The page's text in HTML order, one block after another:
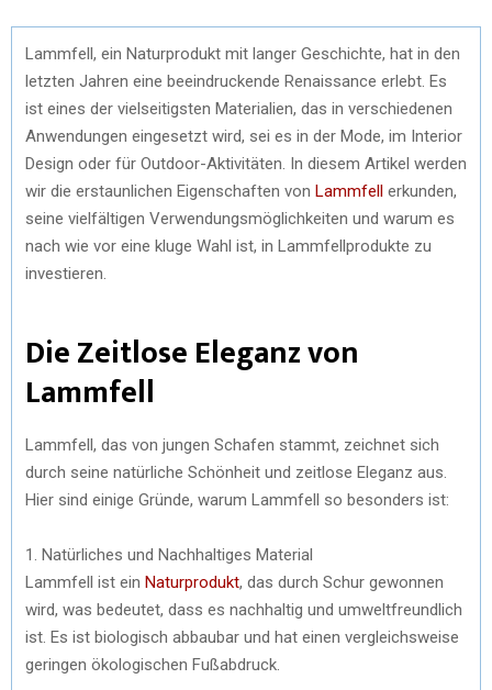
Lammfell, ein Naturprodukt mit langer Geschichte, hat in den
letzten Jahren eine beeindruckende Renaissance erlebt. Es
ist eines der vielseitigsten Materialien, das in verschiedenen
Anwendungen eingesetzt wird, sei es in der Mode, im Interior
Design oder für Outdoor-Aktivitäten. In diesem Artikel werden
wir die erstaunlichen Eigenschaften von Lammfell erkunden,
seine vielfältigen Verwendungsmöglichkeiten und warum es
nach wie vor eine kluge Wahl ist, in Lammfellprodukte zu
investieren.
Die Zeitlose Eleganz von
Lammfell
Lammfell, das von jungen Schafen stammt, zeichnet sich
durch seine natürliche Schönheit und zeitlose Eleganz aus.
Hier sind einige Gründe, warum Lammfell so besonders ist:
1. Natürliches und Nachhaltiges Material
Lammfell ist ein Naturprodukt, das durch Schur gewonnen
wird, was bedeutet, dass es nachhaltig und umweltfreundlich
ist. Es ist biologisch abbaubar und hat einen vergleichsweise
geringen ökologischen Fußabdruck.